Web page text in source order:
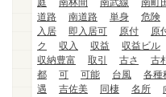
庭
南林間 南武線 南町
道路
南道路 単身 危険
入居
即入居可 原付
原
ク
収入 収益 収益ビル
収納豊富
取引 古さ 古
都
可 可能 台風
各種
遇
吉佐美 同棲 名所